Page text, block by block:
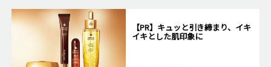
【PR】キュッと引き締まり、イキ
イキとした肌印象に